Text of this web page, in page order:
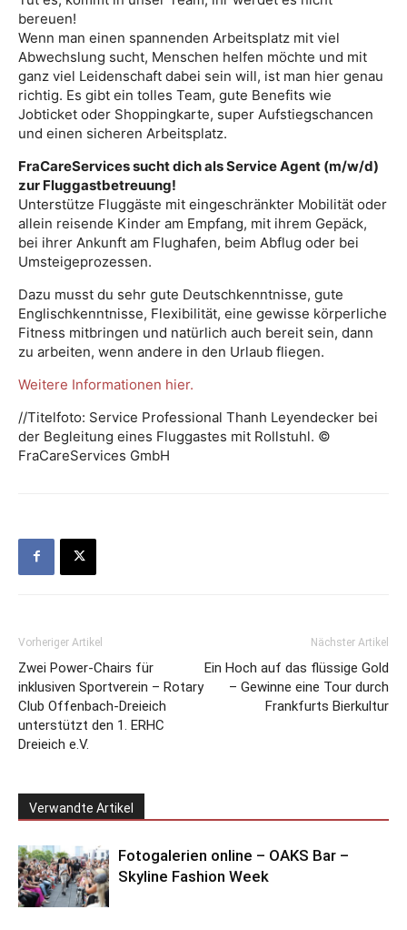
bereuen!
Wenn man einen spannenden Arbeitsplatz mit viel
Abwechslung sucht, Menschen helfen möchte und mit
ganz viel Leidenschaft dabei sein will, ist man hier genau
richtig. Es gibt ein tolles Team, gute Benefits wie
Jobticket oder Shoppingkarte, super Aufstiegschancen
und einen sicheren Arbeitsplatz.
FraCareServices sucht dich als Service Agent (m/w/d)
zur Fluggastbetreuung!
Unterstütze Fluggäste mit eingeschränkter Mobilität oder
allein reisende Kinder am Empfang, mit ihrem Gepäck,
bei ihrer Ankunft am Flughafen, beim Abflug oder bei
Umsteigeprozessen.
Dazu musst du sehr gute Deutschkenntnisse, gute
Englischkenntnisse, Flexibilität, eine gewisse körperliche
Fitness mitbringen und natürlich auch bereit sein, dann
zu arbeiten, wenn andere in den Urlaub fliegen.
Weitere Informationen hier.
//Titelfoto: Service Professional Thanh Leyendecker bei
der Begleitung eines Fluggastes mit Rollstuhl. ©
FraCareServices GmbH
Vorheriger Artikel
Zwei Power-Chairs für
inklusiven Sportverein – Rotary
Club Offenbach-Dreieich
unterstützt den 1. ERHC
Dreieich e.V.
Nächster Artikel
Ein Hoch auf das flüssige Gold
– Gewinne eine Tour durch
Frankfurts Bierkultur
Verwandte Artikel
Fotogalerien online – OAKS Bar –
Skyline Fashion Week